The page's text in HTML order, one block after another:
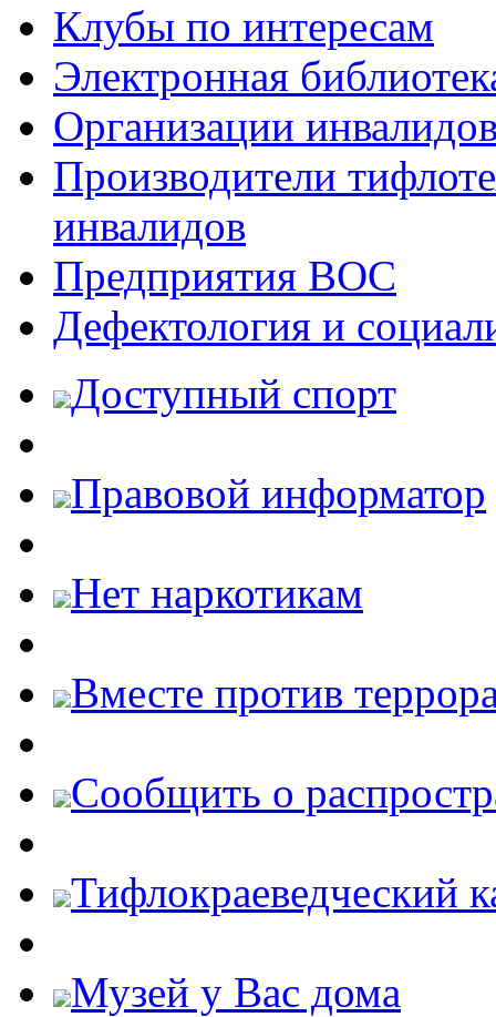
Клубы по интересам
Электронная
Организации
Производители
инвалидов
Предприятия ВОС
Дефектология и
Доступный спорт
Правовой информатор
Нет наркотикам
Вместе против
Cообщить о
Тифлокраеведческий
Музей у Вас дома